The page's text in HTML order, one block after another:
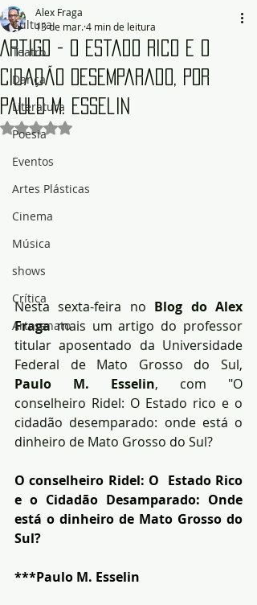
Cultura
Teatro
Dança
Literatura
Poesia
Eventos
Artes Plásticas
Cinema
Música
shows
Crítica
Artesanato
Artigo - O Estado Rico e o
Cidadão Desemparado, por
Paulo M. Esselin
Alex Fraga
13 de mar.4 min de leitura
Avaliado com NaN de 5 estrelas.
Nesta sexta-feira no Blog do Alex
Fraga mais um artigo do professor
titular aposentado da Universidade
Paulo M. Esselin, com "O
conselheiro Ridel: O Estado rico e o
cidadão desemparado: onde está o
dinheiro de Mato Grosso do Sul?
O conselheiro Ridel: O  Estado Rico
e o Cidadão Desamparado: Onde
está o dinheiro de Mato Grosso do
Sul?
***Paulo M. Esselin